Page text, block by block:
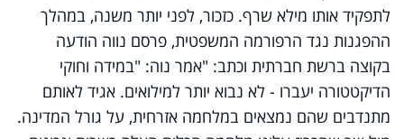
לתפקיד אותו מילא שרף. כזכור, לפני יותר משנה, במהלך
ההפגנות נגד הרפורמה המשפטית, פרסם נווה הודעה
בקוצה ברשת חברתית וכתב: "אמר נוה: "במידה וחוקי
הדיקטטורה יעברו - לא נבוא יותר למילואים. אגיד לאותם
מתנדבים שהם נמצאים במלחמה אזרחית, על גורל המדינה.